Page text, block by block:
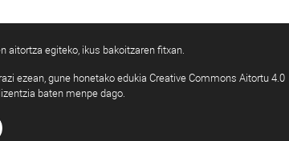
aitortza egiteko, ikus bakoitzaren fitxan.
ezean, gune honetako edukia Creative Commons Aitortu 4.0
baten menpe dago.